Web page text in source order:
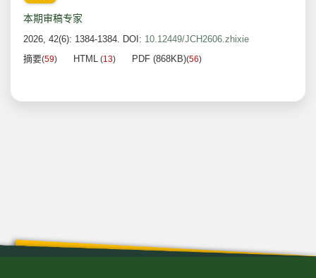
本期审稿专家
2026, 42(6): 1384-1384. DOI: 10.12449/JCH2606.zhixie
摘要(59) HTML (13) PDF (868KB)(56)